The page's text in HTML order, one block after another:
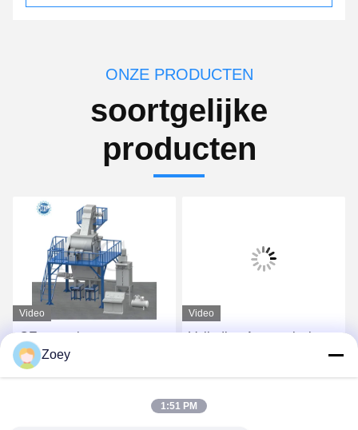
ONZE PRODUCTEN
soortgelijke
producten
Video
CE-spanning aangepaste
droge mengsel poeder
mortel mengmachine
mixer keramische tegels
Video
Volledige Automatische
voor Tegelkleefstof en
Zoey
1:51 PM